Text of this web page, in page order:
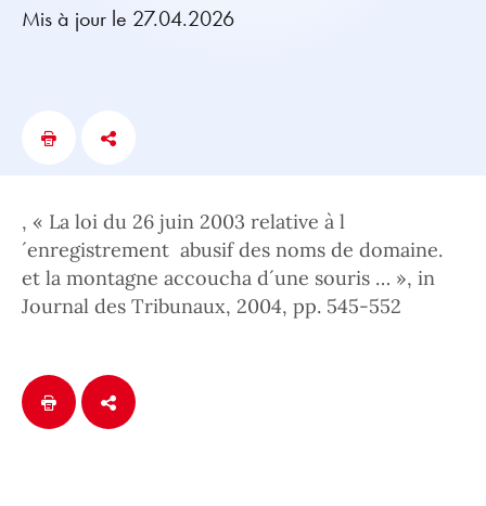
Mis à jour le 27.04.2026
, « La loi du 26 juin 2003 relative à l
´enregistrement abusif des noms de domaine.
et la montagne accoucha d´une souris … », in
Journal des Tribunaux, 2004, pp. 545-552